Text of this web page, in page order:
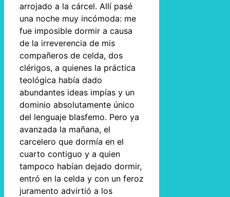
arrojado a la cárcel. Allí pasé
una noche muy incómoda: me
fue imposible dormir a causa
de la irreverencia de mis
compañeros de celda, dos
clérigos, a quienes la práctica
teológica había dado
abundantes ideas impías y un
dominio absolutamente único
del lenguaje blasfemo. Pero ya
avanzada la mañana, el
carcelero que dormía en el
cuarto contiguo y a quien
tampoco habían dejado dormir,
entró en la celda y con un feroz
juramento advirtió a los